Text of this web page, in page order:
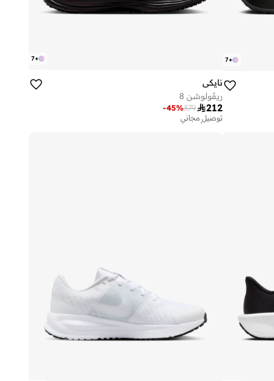
+
7
+
7
نايكي
ريڤولوشن 8
212
379
-45%
توصيل مجاني
تم بيع أكثر من 50 مؤخرا